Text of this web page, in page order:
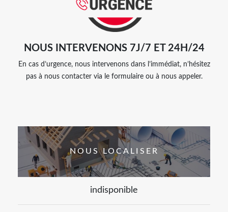
NOUS INTERVENONS 7J/7 ET 24H/24
En cas d’urgence, nous intervenons dans l’immédiat, n’hésitez
pas à nous contacter via le formulaire ou à nous appeler.
NOUS LOCALISER
indisponible